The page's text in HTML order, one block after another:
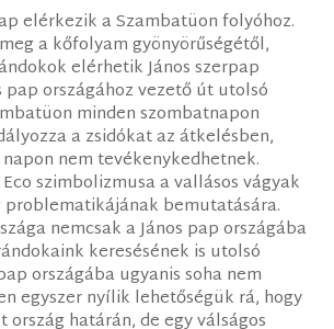
elérkezik a Szambatüon folyóhoz.
a kőfolyam gyönyörűségétől,
elérhetik János szerpap
pap országához vezető út utolsó
minden szombatnapon
a zsidókat az átkelésben,
nem tevékenykedhetnek.
szimbolizmusa a vallásos vágyak
problematikájának bemutatására.
nemcsak a János pap országába
keresésének is utolsó
országába ugyanis soha nem
egyszer nyílik lehetőségük rá, hogy
határán, de egy válságos